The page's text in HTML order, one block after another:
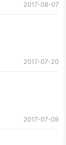
2017-08-07
2017-07-20
2017-07-09